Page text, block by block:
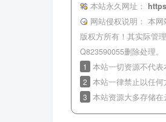
本站永久网址：
网站侵权说明： 本网
版权方所有！其实际管
Q823590055删除处理。
1 本站一切资源不代表
2 本站一律禁止以任
3 本站资源大多存储在